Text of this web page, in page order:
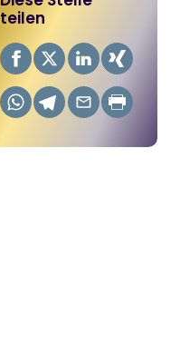
teilen